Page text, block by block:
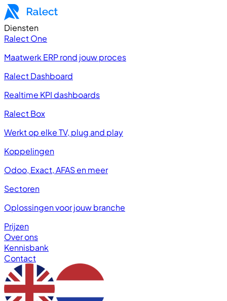
Diensten
Ralect One
Maatwerk ERP rond jouw proces
Ralect Dashboard
Realtime KPI dashboards
Ralect Box
Werkt op elke TV, plug and play
Koppelingen
Odoo, Exact, AFAS en meer
Sectoren
Oplossingen voor jouw branche
Prijzen
Over ons
Kennisbank
Contact